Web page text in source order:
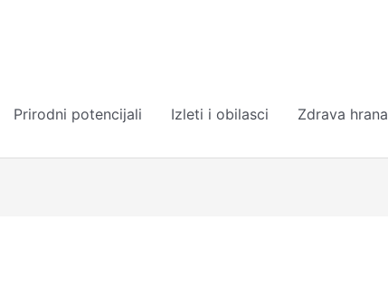
Prirodni potencijali Izleti i obilasci Zdrava hrana